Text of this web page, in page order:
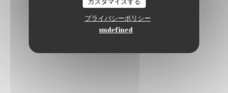
カスタマイズする
プライバシーポリシー
undefined